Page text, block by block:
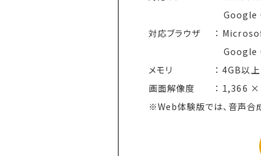
Google
対応ブラウザ
Google
メモリ
4GB以
画面解像度
1,366 ×
Web体験版では、音声合